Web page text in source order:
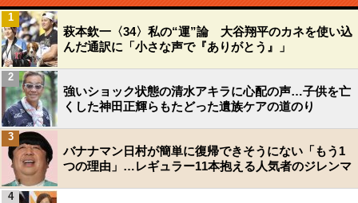
萩本欽一〈34〉私の“運”論 大谷翔平のカネを使い込
んだ通訳に「小さな声で『ありがとう』」
1
強いショック状態の清水アキラに心配の声…子供を亡
くした神田正輝らもたどった遺族ケアの道のり
2
バナナマン日村が簡単に復帰できそうにない「もう1
つの理由」…レギュラー11本抱える人気者のジレンマ
3
4